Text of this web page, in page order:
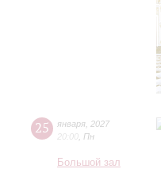
25 января 2027
20:00 Пн
Большой зал